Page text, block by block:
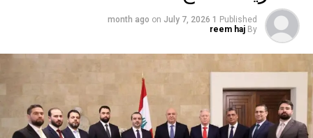
Published
1 month ago
on July 7, 2026
By
reem haj